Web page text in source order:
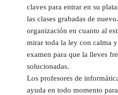
claves para entrar en su
las clases grabadas de
organización en cuanto al
mirar toda la ley con calma
examen para que la lleves
solucionadas.
Los profesores de
ayuda en todo momento